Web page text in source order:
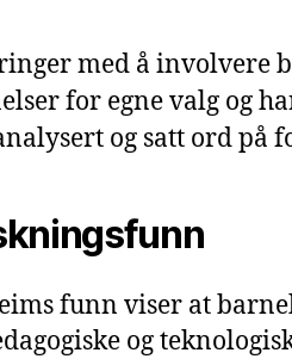
med å involvere
for egne valg og
og satt ord på
funn viser at
og